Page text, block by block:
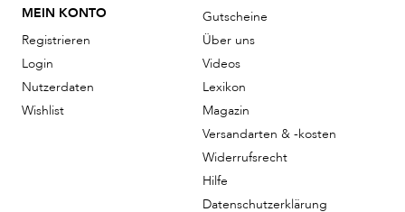
MEIN KONTO
Registrieren
Login
Nutzerdaten
Wishlist
Gutscheine
Über uns
Videos
Lexikon
Magazin
Versandarten & -kosten
Widerrufsrecht
Hilfe
Datenschutzerklärung